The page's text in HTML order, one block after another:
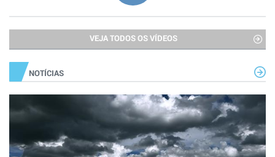
VEJA TODOS OS VÍDEOS
NOTÍCIAS